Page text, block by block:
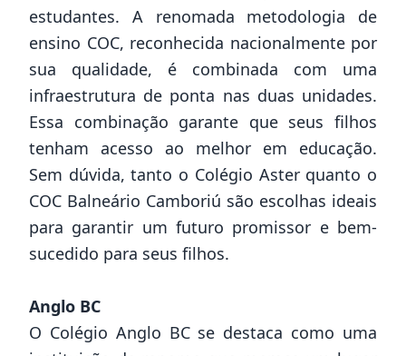
estudantes. A renomada metodologia de
ensino COC, reconhecida nacionalmente por
sua qualidade, é combinada com uma
infraestrutura de ponta nas duas unidades.
Essa combinação garante que seus filhos
tenham acesso ao melhor em educação.
Sem dúvida, tanto o Colégio Aster quanto o
COC Balneário Camboriú são escolhas ideais
para garantir um futuro promissor e bem-
sucedido para seus filhos.
Anglo BC
O Colégio Anglo BC se destaca como uma